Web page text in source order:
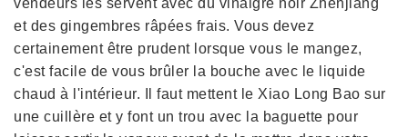
vendeurs les servent avec du vinaigre noir Zhenjiang
et des gingembres râpées frais. Vous devez
certainement être prudent lorsque vous le mangez,
c'est facile de vous brûler la bouche avec le liquide
chaud à l'intérieur. Il faut mettent le Xiao Long Bao sur
une cuillère et y font un trou avec la baguette pour